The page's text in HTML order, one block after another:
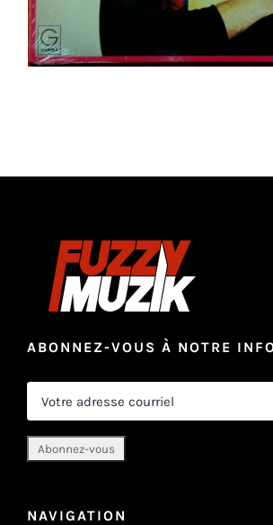
ABONNEZ-VOUS À NOTRE
NAVIGATION